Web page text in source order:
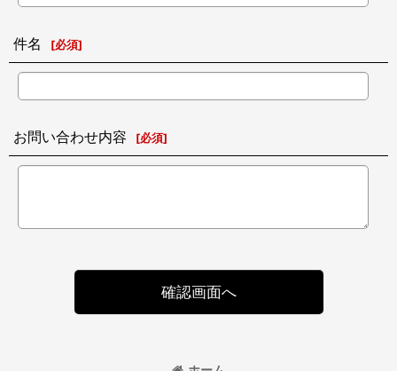
件名 [必須]
お問い合わせ内容 [必須]
確認画面へ